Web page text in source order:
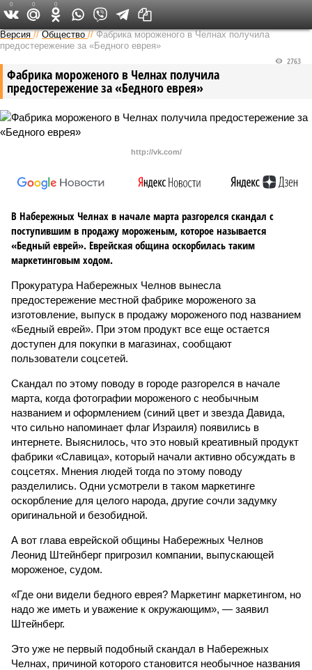
Версия в Татарстане
Версия //Общество //Фабрика мороженого в Челнах получила
предостережение за «Бедного еврея»
Фабрика мороженого в Челнах получила
предостережение за «Бедного еврея»
2763
http://vk.com/
В Набережных Челнах в начале марта разгорелся скандал с
поступившим в продажу мороженым, которое называется
«Бедный еврей». Еврейская община оскорбилась таким
маркетинговым ходом.
Прокуратура Набережных Челнов вынесла
предостережение местной фабрике мороженого за
изготовление, выпуск в продажу мороженого под названием
«Бедный еврей». При этом продукт все еще остается
доступен для покупки в магазинах, сообщают
пользователи соцсетей.
Скандал по этому поводу в городе разгорелся в начале
марта, когда фотографии мороженого с необычным
названием и оформлением (синий цвет и звезда Давида,
что сильно напоминает флаг Израиля) появились в
интернете. Выяснилось, что это новый креативный продукт
фабрики «Славица», который начали активно обсуждать в
соцсетях. Мнения людей тогда по этому поводу
разделились. Одни усмотрели в таком маркетинге
оскорбление для целого народа, другие сочли задумку
оригинальной и безобидной.
А вот глава еврейской общины Набережных Челнов
Леонид Штейнберг пригрозил компании, выпускающей
мороженое, судом.
«Где они видели бедного еврея? Маркетинг маркетингом, но
надо же иметь и уважение к окружающим», — заявил
Штейнберг.
Это уже не первый подобный скандал в Набережных
Челнах, причиной которого становится необычное названия
0 0 0